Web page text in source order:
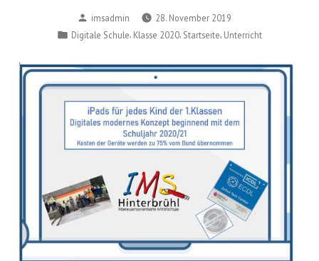
Posted
by
imsadmin
28. November 2019
Posted
Digitale Schule Klasse 2020 Startseite Unterricht